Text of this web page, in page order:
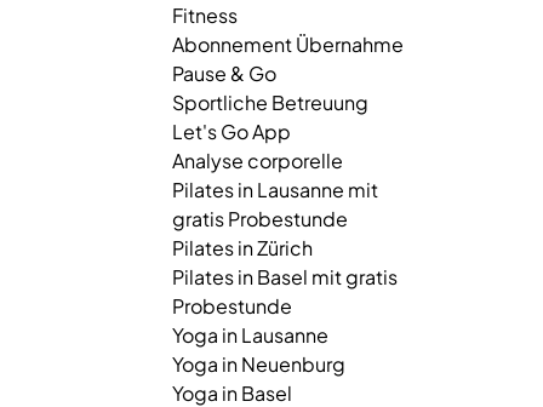
Fitness
Abonnement Übernahme
Pause & Go
Sportliche Betreuung
Let's Go App
Analyse corporelle
Pilates in Lausanne mit
gratis Probestunde
Pilates in Zürich
Pilates in Basel mit gratis
Probestunde
Yoga in Lausanne
Yoga in Neuenburg
Yoga in Basel